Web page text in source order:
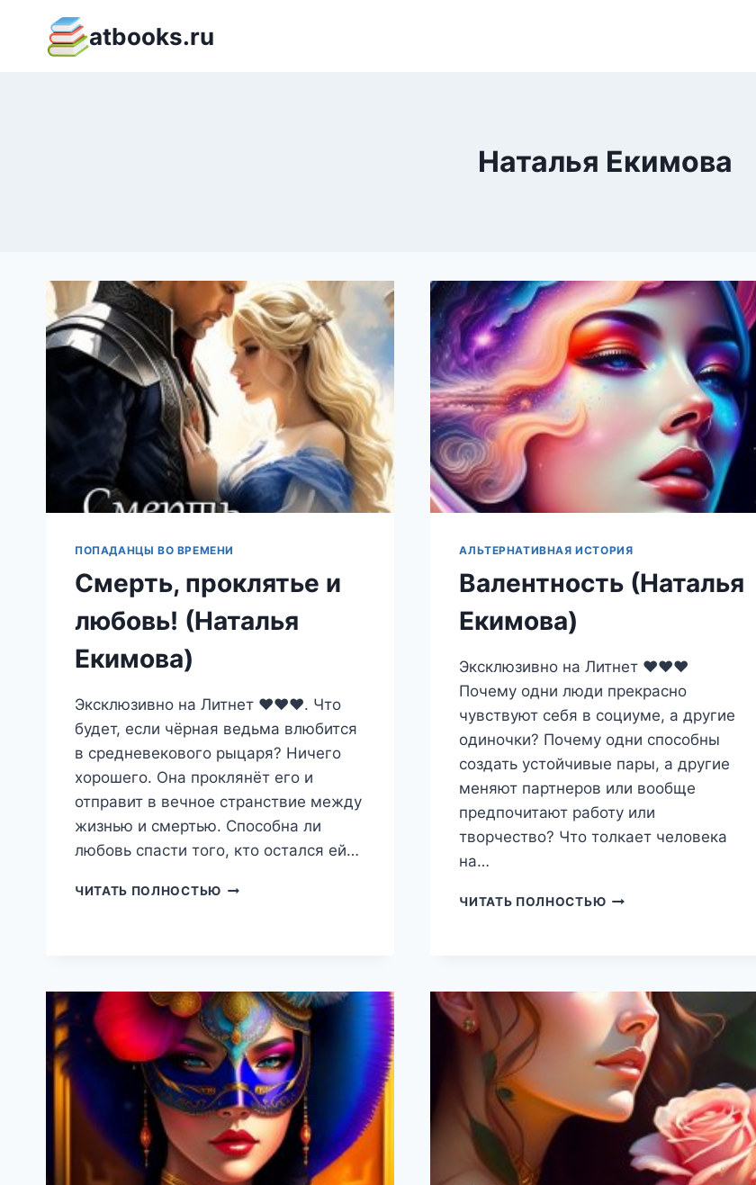
содержимому
atbooks.ru
Наталья Екимова
ПОПАДАНЦЫ ВО ВРЕМЕНИ
Смерть, проклятье и
любовь! (Наталья
Екимова)
Эксклюзивно на Литнет ❤️❤️❤️. Что
будет, если чёрная ведьма влюбится
в средневекового рыцаря? Ничего
хорошего. Она проклянёт его и
отправит в вечное странствие между
жизнью и смертью. Способна ли
любовь спасти того, кто остался ей…
ЧИТАТЬ ПОЛНОСТЬЮ СМЕРТЬ,
АЛЬТЕРНАТИВНАЯ ИСТОРИЯ
Валентность (Наталья
Екимова)
Эксклюзивно на Литнет ❤️❤️❤️
Почему одни люди прекрасно
чувствуют себя в социуме, а другие
одиночки? Почему одни способны
создать устойчивые пары, а другие
меняют партнеров или вообще
предпочитают работу или
творчество? Что толкает человека
на…
ЧИТАТЬ ПОЛНОСТЬЮ ВАЛЕНТНОСТЬ